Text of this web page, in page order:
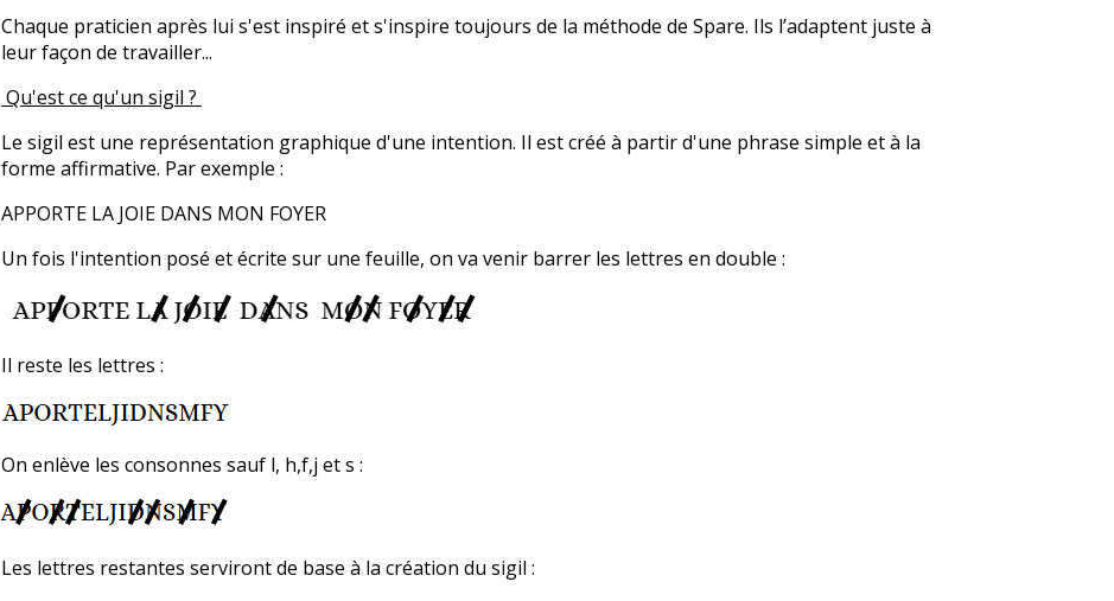
Chaque praticien après lui s'est inspiré et s'inspire toujours de la méthode de Spare. Ils l’adaptent juste à
leur façon de travailler...
Qu'est ce qu'un sigil ?
Le sigil est une représentation graphique d'une intention. Il est créé à partir d'une phrase simple et à la
forme affirmative. Par exemple :
APPORTE LA JOIE DANS MON FOYER
Un fois l'intention posé et écrite sur une feuille, on va venir barrer les lettres en double :
Il reste les lettres :
On enlève les consonnes sauf l, h,f,j et s :
Les lettres restantes serviront de base à la création du sigil :